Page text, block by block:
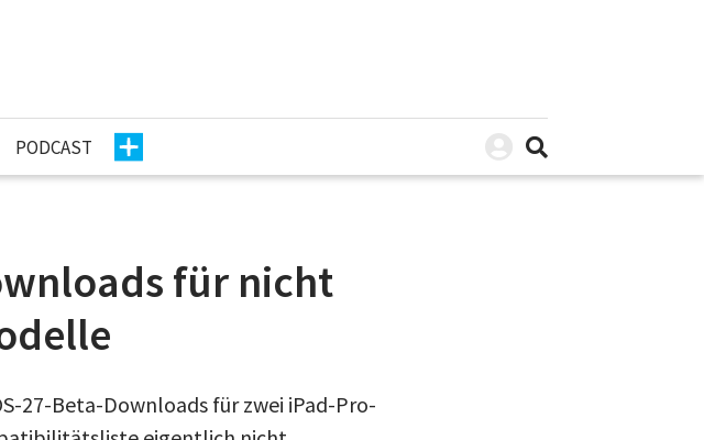
PODCAST
für nicht
27-Beta-Downloads für zwei iPad-Pro-